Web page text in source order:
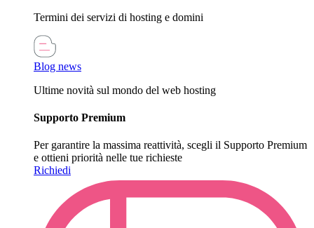
Termini dei servizi di hosting e domini
Blog news
Ultime novità sul mondo del web hosting
Supporto Premium
Per garantire la massima reattività, scegli il Supporto Premium
e ottieni priorità nelle tue richieste
Richiedi